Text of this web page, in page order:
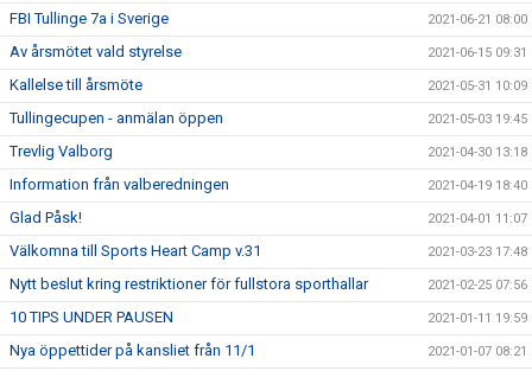
FBI Tullinge 7a i Sverige 2021-06-21 08:00
Av årsmötet vald styrelse 2021-06-15 09:31
Kallelse till årsmöte 2021-05-31 10:09
Tullingecupen - anmälan öppen 2021-05-03 19:45
Trevlig Valborg 2021-04-30 13:18
Information från valberedningen 2021-04-19 18:40
Glad Påsk! 2021-04-01 11:07
Välkomna till Sports Heart Camp v.31 2021-03-23 17:48
Nytt beslut kring restriktioner för fullstora sporthallar 2021-02-25 07:56
10 TIPS UNDER PAUSEN 2021-01-11 19:59
Nya öppettider på kansliet från 11/1 2021-01-07 08:21